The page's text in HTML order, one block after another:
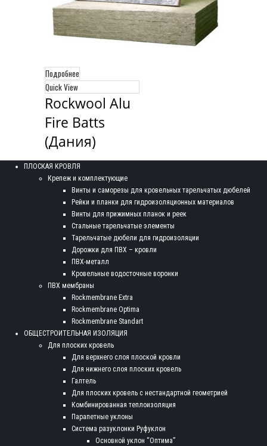
Подробнее
Quick View
Rockwool Alu
Fire Batts
(Дания)
ПЛОСКАЯ КРОВЛЯ
Крепеж и комплектующие
Винты и саморезы для кровельных тарельчатых дюбелей
Рейки и планки для гидроизоляционных материалов
Винты для прижимных планок и реек
Стальные тарельчатые элементы
Тарельчатые дюбели для гидроизоляции
Дорожки для ПВХ – кровли
ПВХ-металл
Кровельные водосточные воронки
ПВХ мембраны
Rockmembrane Extra
Rockmembrane Optima
Rockmembrane Standart
ОБЩЕСТРОИТЕЛЬНАЯ ИЗОЛЯЦИЯ
Для плоских кровель
Для верхнего слоя плоской кровли
Для нижнего слоя плоских кровель
Галтель
Для плоских кровель с нестандартной геометрией
Комбинированная теплоизоляция
Парапетные уклоны
Система разуклонки Руфуклон
Основной уклон “Оптима”